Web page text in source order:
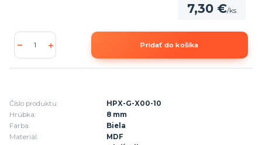
7,30 €/ks
Pridať do košíka
Číslo produktu:
HPX-G-X00-10
Hrúbka:
8 mm
Farba:
Biela
Materiál:
MDF